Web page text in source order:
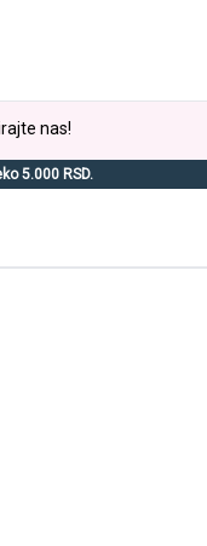
nas!
5.000 RSD.